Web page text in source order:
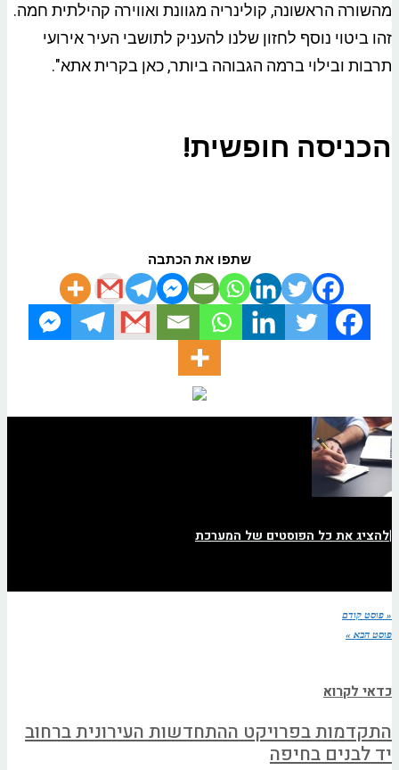
מהשורה הראשונה, קולינריה מגוונת ואווירה קהילתית חמה.
זהו ביטוי נוסף לחזון שלנו להעניק לתושבי העיר אירועי
תרבות ובילוי ברמה הגבוהה ביותר, כאן בקרית אתא".
הכניסה חופשית!
שתפו את הכתבה
|להציג את כל הפוסטים של המערכת
« פוסט קודם
פוסט הבא »
כדאי לקרוא
התקדמות בפרויקט ההתחדשות העירונית ברחוב
יד לבנים בחיפה